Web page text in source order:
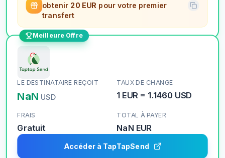
obtenir 20 EUR pour votre premier
transfert
Meilleure Offre
LE DESTINATAIRE REÇOIT
NaN USD
TAUX DE CHANGE
1 EUR= 1.1460 USD
FRAIS
Gratuit
TOTAL À PAYER
NaN EUR
Accéder à TapTapSend